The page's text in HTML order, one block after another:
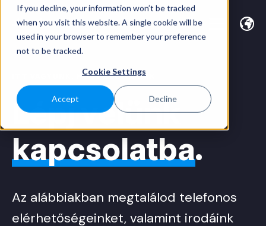
If you decline, your information won’t be tracked
when you visit this website. A single cookie will be
used in your browser to remember your preference
not to be tracked.
Cookie Settings
Accept Decline
ITT VAGYUNK, HOGY SEGÍTSÜNK
Lépj velünk
kapcsolatba.
Az alábbiakban megtalálod telefonos
elérhetőségeinket, valamint irodáink